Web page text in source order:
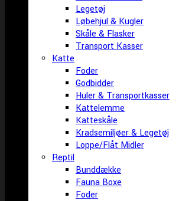
Legetøj
Løbehjul & Kugler
Skåle & Flasker
Transport Kasser
Katte
Foder
Godbidder
Huler & Transportkasser
Kattelemme
Katteskåle
Kradsemiljøer & Legetøj
Loppe/Flåt Midler
Reptil
Bunddække
Fauna Boxe
Foder